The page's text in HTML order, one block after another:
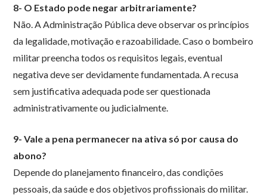
8- O Estado pode negar arbitrariamente?
Não. A Administração Pública deve observar os princípios
da legalidade, motivação e razoabilidade. Caso o bombeiro
militar preencha todos os requisitos legais, eventual
negativa deve ser devidamente fundamentada. A recusa
sem justificativa adequada pode ser questionada
administrativamente ou judicialmente.
9- Vale a pena permanecer na ativa só por causa do
abono?
Depende do planejamento financeiro, das condições
pessoais, da saúde e dos objetivos profissionais do militar.